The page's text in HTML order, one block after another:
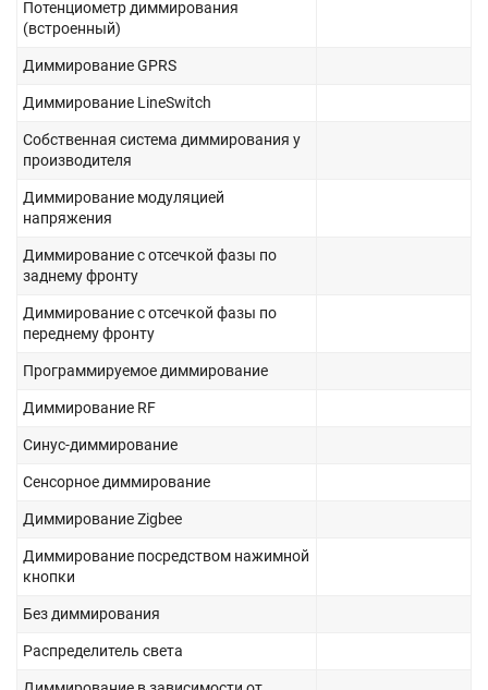
Потенциометр диммирования
(встроенный)
Диммирование GPRS
Диммирование LineSwitch
Собственная система диммирования у
производителя
Диммирование модуляцией
напряжения
Диммирование с отсечкой фазы по
заднему фронту
Диммирование с отсечкой фазы по
переднему фронту
Программируемое диммирование
Диммирование RF
Синус-диммирование
Сенсорное диммирование
Диммирование Zigbee
Диммирование посредством нажимной
кнопки
Без диммирования
Распределитель света